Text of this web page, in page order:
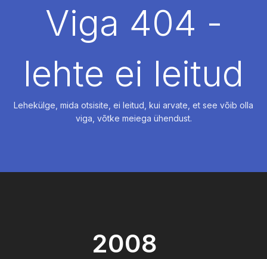
PALKAMAViga 404 -
lehte ei leitud
Lehekülge, mida otsisite, ei leitud, kui arvate, et see võib olla
viga, võtke meiega ühendust.
2008